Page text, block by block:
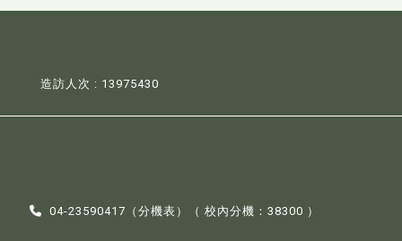
造訪人次 : 13975430
04-23590417（分機表 ）（ 校內分機：38300 ）